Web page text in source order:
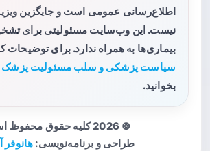
اطلاع‌رسانی عمومی است و جایگزین
نیست. این وب‌سایت مسئولیتی برای
بیماری‌ها به همراه ندارد. برای توضیحات
سیاست پزشکی و سلب مسئولیت
بخوانید.
© 2026 کلیه حقوق محفوظ است.
طراحی و برنامه‌نویسی: هانوفر